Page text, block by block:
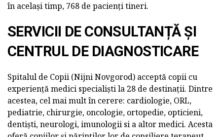
în același timp, 768 de pacienți tineri.
SERVICII DE CONSULTANȚĂ ȘI
CENTRUL DE DIAGNOSTICARE
Spitalul de Copii (Nijni Novgorod) acceptă copii cu
experiență medici specialiști la 28 de destinații. Dintre
acestea, cel mai mult în cerere: cardiologie, ORL,
pediatrie, chirurgie, oncologie, ortopedie, opticieni,
dentiști, neurologi, imunologii si a altor medici. Acesta